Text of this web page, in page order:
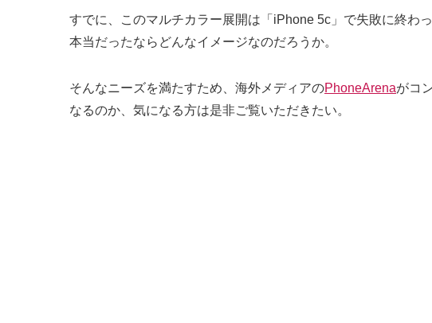
すでに、このマルチカラー展開は「iPhone 5c」で失敗に終わ
本当だったならどんなイメージなのだろうか。
そんなニーズを満たすため、海外メディアのPhoneArenaがコ
なるのか、気になる方は是非ご覧いただきたい。